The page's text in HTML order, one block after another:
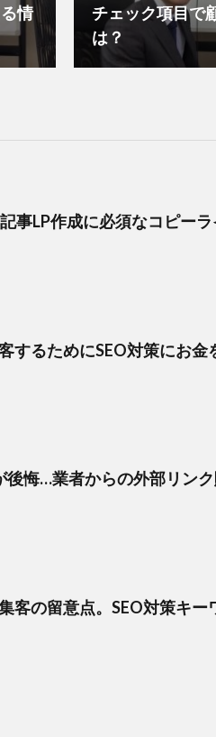
情
チェック項目で
は？
事LP作成に必須なコピー
するためにSEO対策にお金
後悔…業者からの外部リン
客の留意点。SEO対策キー